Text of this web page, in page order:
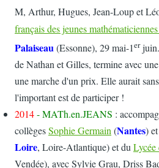
M, Arthur, Hugues, Jean-Loup et
français des jeunes
Palaiseau(Essonne), 29 mai-1erjuin.
de Nathan et Gilles, termine avec
une marche d'un prix. Elle aurait
l'important est de participer !
2014-MATh.en.JEANS :
collègesSophie Germain (Nantes) et
Loire, Loire-Atlantique) et du
Vendée), avec Sylvie Grau, Driss